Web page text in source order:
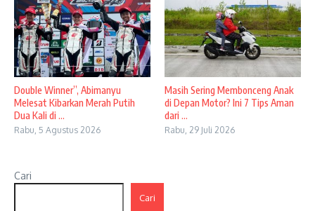
Double Winner”, Abimanyu
Melesat Kibarkan Merah Putih
Dua Kali di ...
Rabu, 5 Agustus 2026
Masih Sering Membonceng Anak
di Depan Motor? Ini 7 Tips Aman
dari ...
Rabu, 29 Juli 2026
Cari
Cari